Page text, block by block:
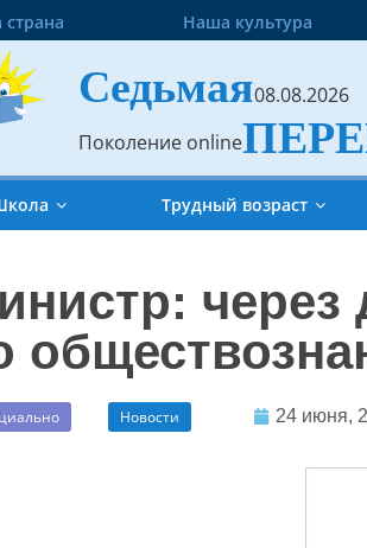
Наша культура
Седьмая08.08.2026
Поколение online
Трудный возраст
через
Новости 24 июня,